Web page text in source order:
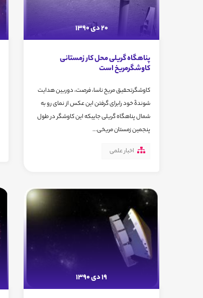
20 دی 1390
پناهگاه گریلی محل کار زمستانی
کاوشگرمریخ است
کاوشگرتحقیق مریخ ناسا، فرصت، دوربین هدایت
شوندۀ خود رابرای گرفتن این عکس از نمای رو به
شمال پناهگاه گریلی جاییکه این کاوشگر در طول
پنجمین زمستان مریخی...
اخبار علمی
19 دی 1390